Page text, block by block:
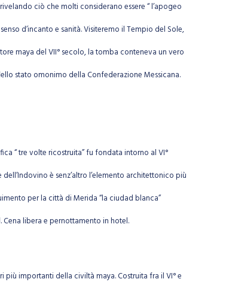
ciò che molti considerano essere “ l’apogeo
d’incanto e sanità. Visiteremo il Tempio del Sole,
maya del VII° secolo, la tomba conteneva un vero
stato omonimo della Confederazione Messicana.
“ tre volte ricostruita” fu fondata intorno al VI°
è senz’altro l’elemento architettonico più
per la città di Merida “la ciudad blanca”
libera e pernottamento in hotel.
importanti della civiltà maya. Costruita fra il VI° e